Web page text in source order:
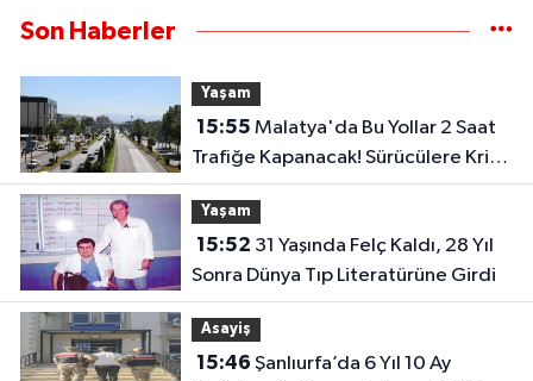
Son Haberler
Yaşam
15:55
Trafiğe Kapanacak! Sürücülere Kritik
Uyarı
Yaşam
15:52
Sonra Dünya Tıp Literatürüne Girdi
Asayiş
15:46